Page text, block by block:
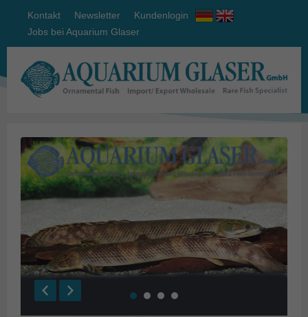
Kontakt Newsletter
Kundenlogin
Jobs bei Aquarium Glaser